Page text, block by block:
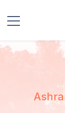
Kriya Yoga
Kontakt